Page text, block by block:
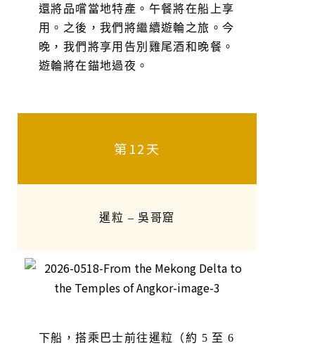
還將品嚐當地特產。午餐將在船上享
用。之後，我們將繼續遊輪之旅。今
晚，我們將享用告別雞尾酒和晚餐。
遊輪將在錨地過夜。
第12天
暹粒 – 吳哥窟
下船，搭乘巴士前往暹粒（約 5 至 6